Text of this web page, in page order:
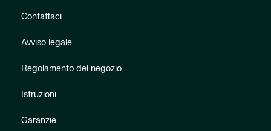
Contattaci
Avviso legale
Regolamento del negozio
Istruzioni
Garanzie